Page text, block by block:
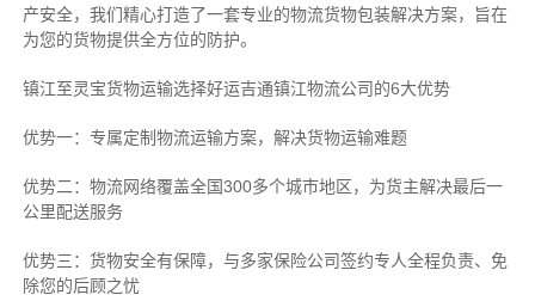
产安全，我们精心打造了一套专业的物流货物包装解决方案，旨在
为您的货物提供全方位的防护。
镇江至灵宝货物运输选择好运吉通镇江物流公司的6大优势
优势一：专属定制物流运输方案，解决货物运输难题
优势二：物流网络覆盖全国300多个城市地区，为货主解决最后一
公里配送服务
优势三：货物安全有保障，与多家保险公司签约专人全程负责、免
除您的后顾之忧